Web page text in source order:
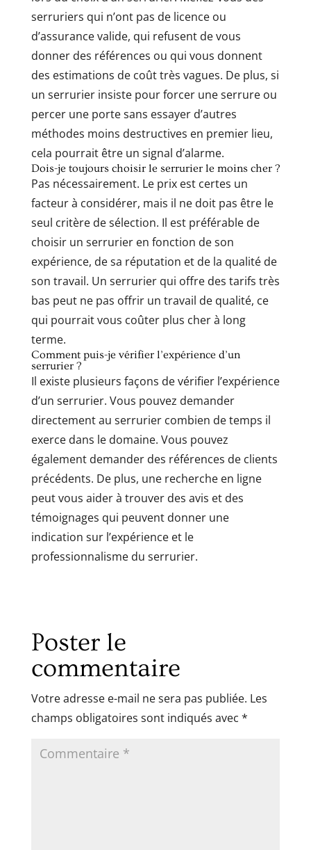
serruriers qui n’ont pas de licence ou
d’assurance valide, qui refusent de vous
donner des références ou qui vous donnent
des estimations de coût très vagues. De plus, si
un serrurier insiste pour forcer une serrure ou
percer une porte sans essayer d’autres
méthodes moins destructives en premier lieu,
cela pourrait être un signal d’alarme.
Dois-je toujours choisir le serrurier le moins cher ?
Pas nécessairement. Le prix est certes un
facteur à considérer, mais il ne doit pas être le
seul critère de sélection. Il est préférable de
choisir un serrurier en fonction de son
expérience, de sa réputation et de la qualité de
son travail. Un serrurier qui offre des tarifs très
bas peut ne pas offrir un travail de qualité, ce
qui pourrait vous coûter plus cher à long
terme.
Comment puis-je vérifier l’expérience d’un
serrurier ?
Il existe plusieurs façons de vérifier l’expérience
d’un serrurier. Vous pouvez demander
directement au serrurier combien de temps il
exerce dans le domaine. Vous pouvez
également demander des références de clients
précédents. De plus, une recherche en ligne
peut vous aider à trouver des avis et des
témoignages qui peuvent donner une
indication sur l’expérience et le
professionnalisme du serrurier.
Poster le
commentaire
Votre adresse e-mail ne sera pas publiée. Les
champs obligatoires sont indiqués avec *